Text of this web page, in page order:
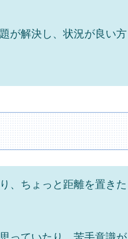
が解決し、状況が良い方
、ちょっと距離を置きた